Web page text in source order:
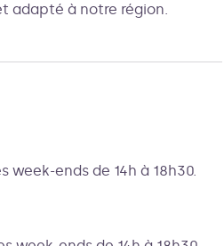
adapté à notre région.
week-ends de 14h à 18h30.